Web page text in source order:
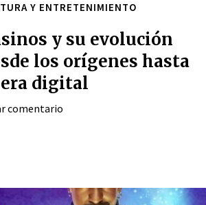
Y ENTRETENIMIENTO
y su evolución
los orígenes hasta
digital
comentario